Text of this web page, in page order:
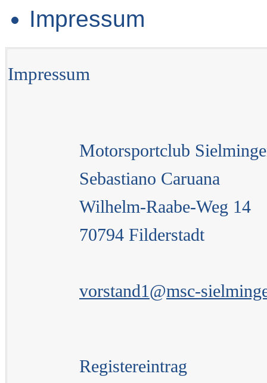
Impressum
Impressum
Motorsportclub
Sebastiano Caruana
Wilhelm-Raabe-Weg 14
70794 Filderstadt
vorstand1@msc-
Registereintrag